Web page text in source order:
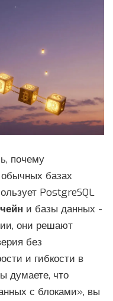
почему
базах
PostgreSQL
и базы данных -
они решают
без
и гибкости в
думаете, что
с блоками», вы